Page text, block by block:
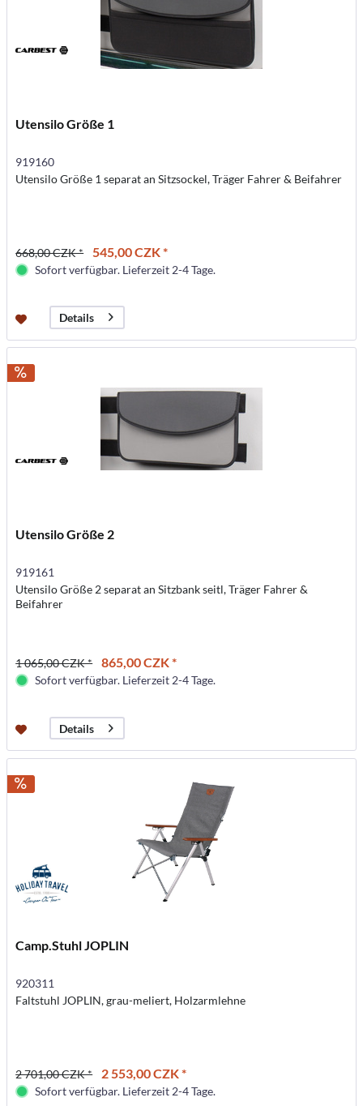
Utensilo Größe 1
919160
Utensilo Größe 1 separat an Sitzsockel, Träger Fahrer & Beifahrer
668,00 CZK * 545,00 CZK *
Sofort verfügbar. Lieferzeit 2-4 Tage.
Details
Utensilo Größe 2
919161
Utensilo Größe 2 separat an Sitzbank seitl, Träger Fahrer &
Beifahrer
1 065,00 CZK * 865,00 CZK *
Sofort verfügbar. Lieferzeit 2-4 Tage.
Details
Camp.Stuhl JOPLIN
920311
Faltstuhl JOPLIN, grau-meliert, Holzarmlehne
2 701,00 CZK * 2 553,00 CZK *
Sofort verfügbar. Lieferzeit 2-4 Tage.